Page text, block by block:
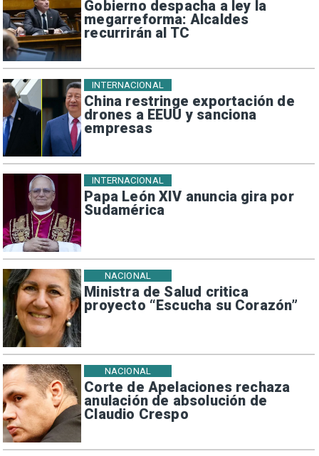
Gobierno despacha a ley la
megarreforma: Alcaldes
recurrirán al TC
China restringe exportación de
drones a EEUU y sanciona
empresas
INTERNACIONAL
Papa León XIV anuncia gira por
Sudamérica
INTERNACIONAL
Ministra de Salud critica
proyecto “Escucha su Corazón”
NACIONAL
Corte de Apelaciones rechaza
anulación de absolución de
Claudio Crespo
NACIONAL